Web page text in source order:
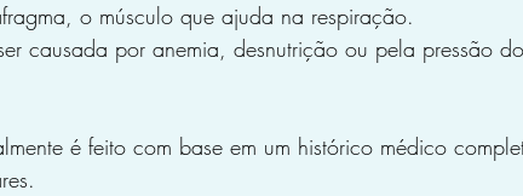
o músculo que ajuda na respiração.
causada por anemia, desnutrição ou pela pressão
é feito com base em um histórico médico